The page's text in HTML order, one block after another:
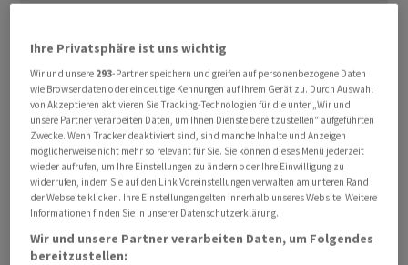
Selenskyj hatte zuvor am Freitag bei einem
Zwischenstopp in Berlin ein vergleichbares Abkommen
für sein Land mit Deutschland geschlossen. Die
Sicherheitsabkommen gehen auf einen Beschluss der
Staats- und Regierungschefs der Nato bei ihrem
Gipfeltreffen im litauischen Vilnius im vergangenen Juli
Ihre Privatsphäre ist uns wichtig
Wir und unsere 293-Partner speichern und greifen auf personenbezogene Daten
wie Browserdaten oder eindeutige Kennungen auf Ihrem Gerät zu. Durch Auswahl
von Akzeptieren aktivieren Sie Tracking-Technologien für die unter „Wir und
unsere Partner verarbeiten Daten, um Ihnen Dienste bereitzustellen“ aufgeführten
Zwecke. Wenn Tracker deaktiviert sind, sind manche Inhalte und Anzeigen
möglicherweise nicht mehr so relevant für Sie. Sie können dieses Menü jederzeit
wieder aufrufen, um Ihre Einstellungen zu ändern oder Ihre Einwilligung zu
widerrufen, indem Sie auf den Link Voreinstellungen verwalten am unteren Rand
der Webseite klicken. Ihre Einstellungen gelten innerhalb unseres Website. Weitere
Informationen finden Sie in unserer Datenschutzerklärung.
Wir und unsere Partner verarbeiten Daten, um Folgendes
bereitzustellen: